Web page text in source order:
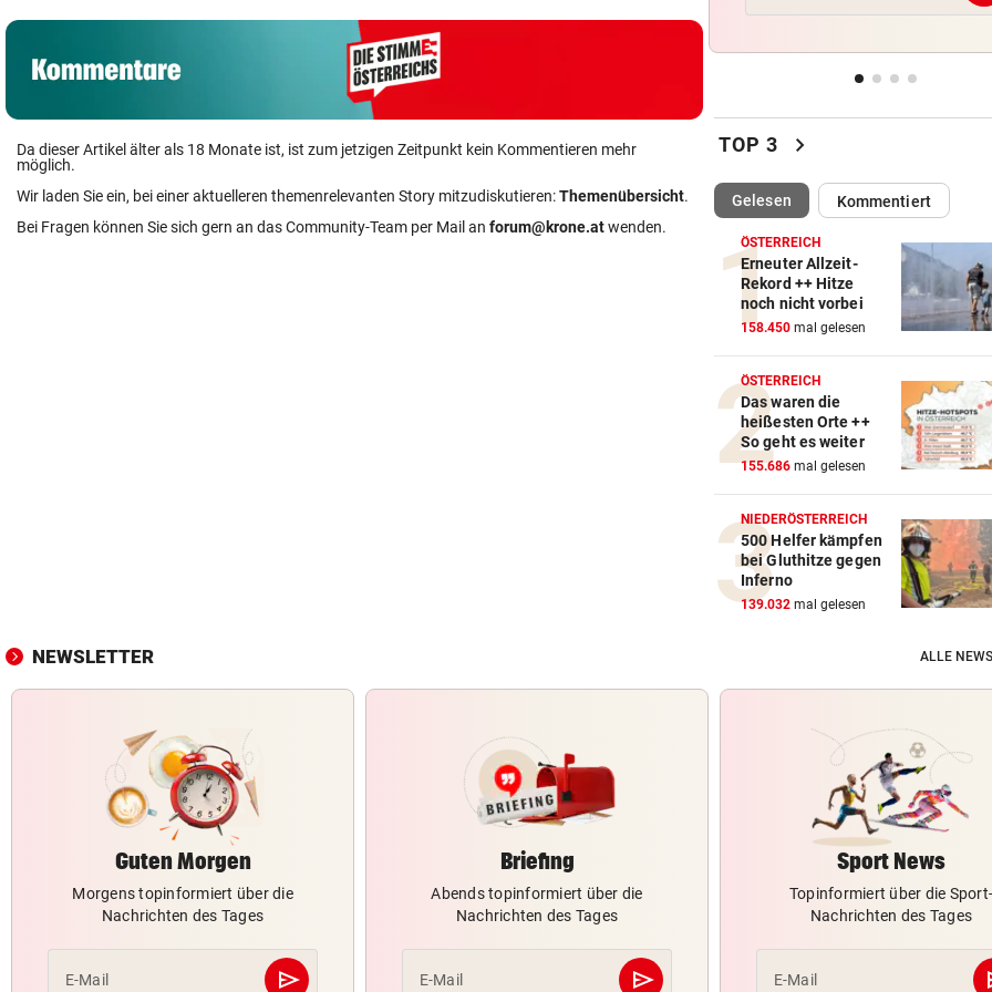
Da dieser Artikel älter als 18 Monate ist, ist zum jetzigen Zeitpunkt kein Kommentieren mehr
möglich.
Wir laden Sie ein, bei einer aktuelleren themenrelevanten Story mitzudiskutieren:Themenübersicht.
Bei Fragen können Sie sich gern an das Community-Team per Mail an forum@krone.atwenden.
Kinderschutz ungenügend:
Post-Halbjahresgewinn um
Drittel eingebrochen
HITZE? KEIN PROBLEM! vor
Eva Longoria: Badespaß und
Kurven in Marbella
UKRAINISCHE DROHNEN vor
„Russisches Amazon“ steht
TOP 3 chevron_right
Gelesen(ausgewählt)Kommentiert
ÖSTERREICH
Erneuter Allzeit-
Rekord ++ Hitze
noch nicht vorbei
158.450 mal gelesen
ÖSTERREICH
Das waren die
heißesten Orte ++
So geht es weiter
155.686 mal gelesen
NIEDERÖSTERREICH
500 Helfer kämpfen
bei Gluthitze gegen
Inferno
139.032 mal gelesen
NEWSLETTER ALLE
Guten Morgen
Morgens topinformiert über die
Nachrichten des Tages
E-Mail send
Abschicken
Briefing
Abends topinformiert über die
Nachrichten des Tages
E-Mail send
Abschicken
Sport News
Topinformiert über die Sport-
Nachrichten des Tages
E-Mail